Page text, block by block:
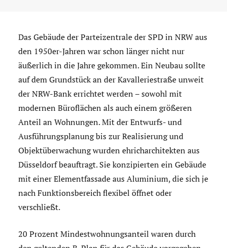
Das Gebäude der Parteizentrale der SPD in NRW aus
den 1950er-Jahren war schon länger nicht nur
äußerlich in die Jahre gekommen. Ein Neubau sollte
auf dem Grundstück an der Kavalleriestraße unweit
der NRW-Bank errichtet werden – sowohl mit
modernen Büroflächen als auch einem größeren
Anteil an Wohnungen. Mit der Entwurfs- und
Ausführungsplanung bis zur Realisierung und
Objektüberwachung wurden ehricharchitekten aus
Düsseldorf beauftragt. Sie konzipierten ein Gebäude
mit einer Elementfassade aus Aluminium, die sich je
nach Funktionsbereich flexibel öffnet oder
verschließt.
20 Prozent Mindestwohnungsanteil waren durch